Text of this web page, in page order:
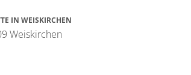
IN WEISKIRCHEN
Weiskirchen